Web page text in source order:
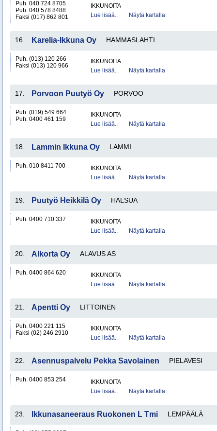
Puh. 040 724 8705
Puh. 040 578 8488
Faksi (017) 862 801
IKKUNOITA
Lue lisää..
Näytä kartalla
16. Karelia-Ikkuna Oy HAMMASLAHTI
Puh. (013) 120 266
Faksi (013) 120 966
IKKUNOITA
Lue lisää..
Näytä kartalla
17. Porvoon Puutyö Oy PORVOO
Puh. (019) 549 664
Puh. 0400 461 159
IKKUNOITA
Lue lisää..
Näytä kartalla
18. Lammin Ikkuna Oy LAMMI
Puh. 010 8411 700
IKKUNOITA
Lue lisää..
Näytä kartalla
19. Puutyö Heikkilä Oy HALSUA
Puh. 0400 710 337
IKKUNOITA
Lue lisää..
Näytä kartalla
20. Alkorta Oy ALAVUS AS
Puh. 0400 864 620
IKKUNOITA
Lue lisää..
Näytä kartalla
21. Apentti Oy LITTOINEN
Puh. 0400 221 115
Faksi (02) 246 2910
IKKUNOITA
Lue lisää..
Näytä kartalla
22. Asennuspalvelu Pekka Savolainen PIELAVESI
Puh. 0400 853 254
IKKUNOITA
Lue lisää..
Näytä kartalla
23. Ikkunasaneeraus Ruokonen L Tmi LEMPÄÄLÄ